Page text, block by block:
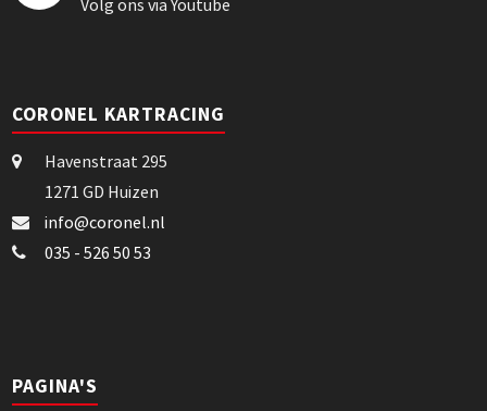
Volg ons via Youtube
CORONEL KARTRACING
Havenstraat 295
1271 GD Huizen
info@coronel.nl
035 - 526 50 53
PAGINA'S